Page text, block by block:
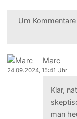
Um
Marc
24.09.2024, 15:41 Uhr
Klar,
man